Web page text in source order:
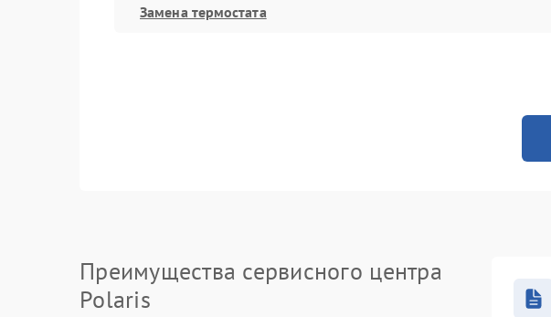
Замена термостата
Преимущества сервисного центра
Polaris